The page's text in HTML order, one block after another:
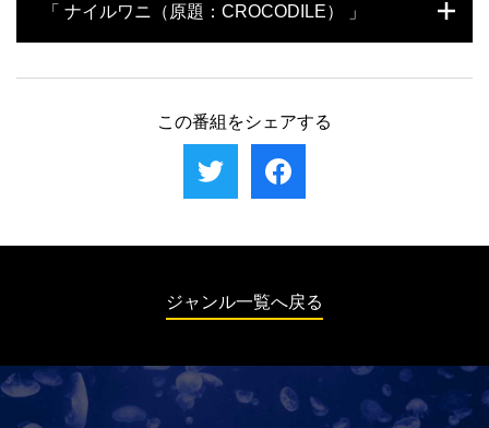
狡猾な方法で獲物を手に入れる。一方、獲物が減った乾期、精鋭
揃いの群れは陸上で最大の動物、アフリカゾウを仕留めるために
め、一瞬で命を奪う。並外れた身体能力を持つものの、それだけ
では一流のハンターにはなれない。母親による18カ月にわたる特
30秒であるため、戦略が成功の鍵を握る。一方、オスたちはチー
ムを結成し、自分の体の４倍ほどもあるヌーを狙う。
「 ナイルワニ（原題：CROCODILE） 」
ニにとって最高の季節はオグロヌーやシマウマが大移動を行う時
仕留めようと待ち構えている。マラ川に生息する種の中で最大級
のオスはヌーを果敢に狙う。一方、グルメティ川で暮らすメスは
この番組をシェアする
ジャンル一覧へ戻る